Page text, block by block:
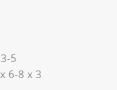
5
6-8 x 3